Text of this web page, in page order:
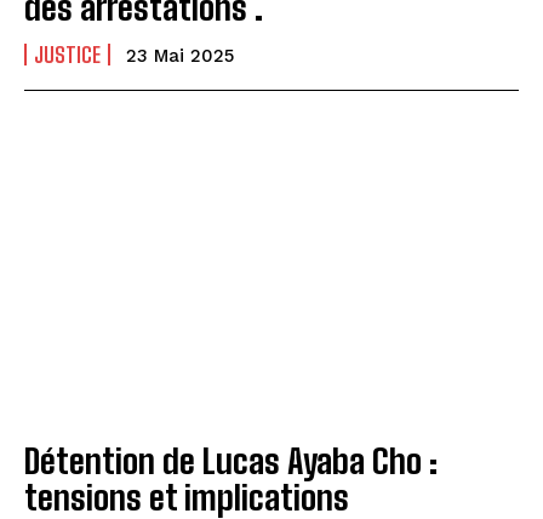
JUSTICE 23 Mai 2025
Détention de Lucas Ayaba Cho :
tensions et implications